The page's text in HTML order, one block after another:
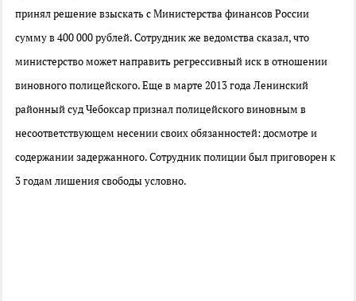
принял решение взыскать с Министерства финансов России
сумму в 400 000 рублей.Сотрудникже ведомства сказал, что
министерствоможет направить регрессивныйискв отношении
виновногополицейского.Еще в марте 2013 годаЛенинский
районный суд Чебоксарпризнал полицейского виновным в
несоответствующем несении своих обязанностей: досмотре и
содержании задержанного. Сотрудник полиции был приговорен к
3 годам лишения свободы условно.